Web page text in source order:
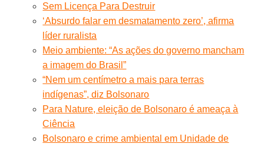
Sem Licença Para Destruir
‘Absurdo falar em desmatamento zero’, afirma
líder ruralista
Meio ambiente: “As ações do governo mancham
a imagem do Brasil”
“Nem um centímetro a mais para terras
indígenas”, diz Bolsonaro
Para Nature, eleição de Bolsonaro é ameaça à
Ciência
Bolsonaro e crime ambiental em Unidade de